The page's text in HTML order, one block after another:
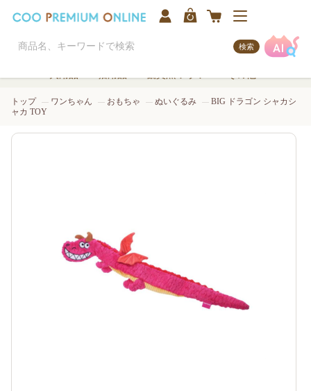
検索
トップ ワンちゃん おもちゃ ぬいぐるみ
BIG ドラゴン シャカシ
ャカ TOY